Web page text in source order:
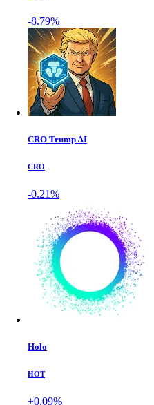
-8.79%
CRO Trump AI
CRO
-0.21%
Holo
HOT
+0.09%